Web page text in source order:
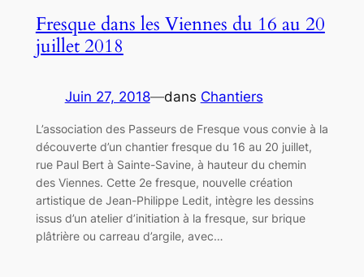
Fresque dans les Viennes du 16 au 20
juillet 2018
Juin 27, 2018—dans Chantiers
L’association des Passeurs de Fresque vous convie à la
découverte d’un chantier fresque du 16 au 20 juillet,
rue Paul Bert à Sainte-Savine, à hauteur du chemin
des Viennes. Cette 2e fresque, nouvelle création
artistique de Jean-Philippe Ledit, intègre les dessins
issus d’un atelier d’initiation à la fresque, sur brique
plâtrière ou carreau d’argile, avec…